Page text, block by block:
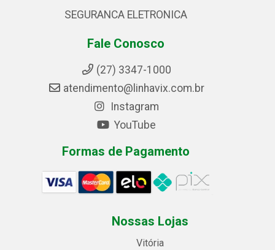
SEGURANCA ELETRONICA
Fale Conosco
(27) 3347-1000
atendimento@linhavix.com.br
Instagram
YouTube
Formas de Pagamento
Nossas Lojas
Vitória